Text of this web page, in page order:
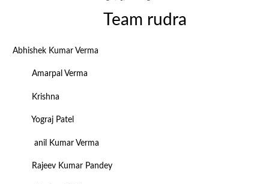
Team rudra
Abhishek Kumar Verma
Amarpal Verma
Krishna
Yograj Patel
anil Kumar Verma
Rajeev Kumar Pandey